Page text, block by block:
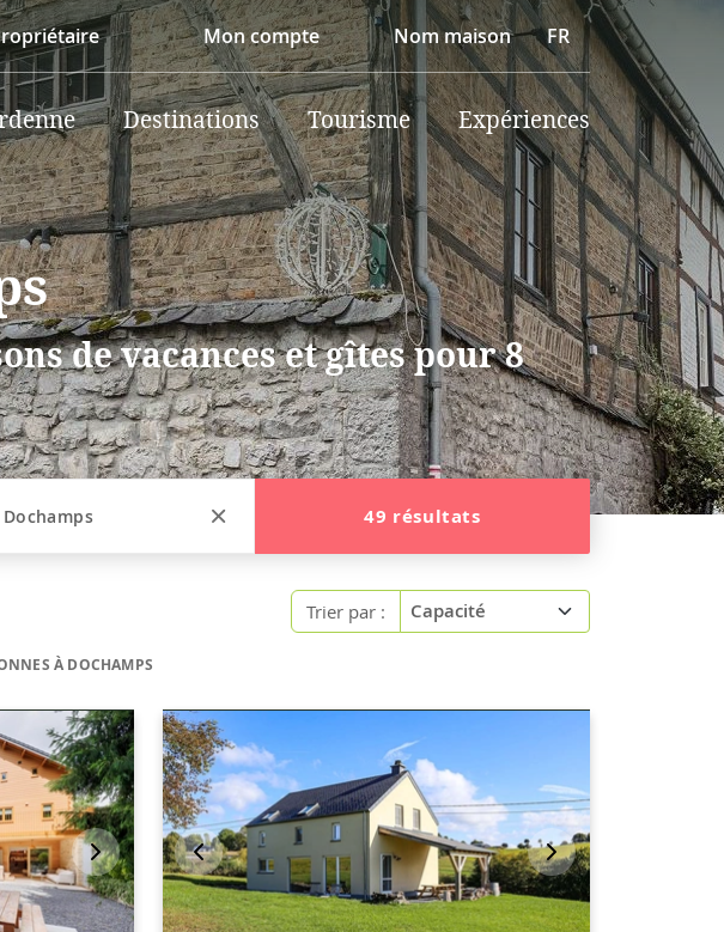
Mon compte Nom maison FR
Destinations Tourisme Expériences
de vacances et gîtes pour 8
Dochamps 49 résultats
Trier par :
À DOCHAMPS